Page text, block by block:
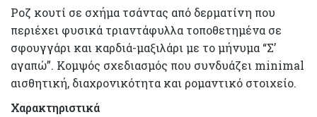
Ροζ κουτί σε σχήμα τσάντας από δερματίνη που
περιέχει φυσικά τριαντάφυλλα τοποθετημένα σε
σφουγγάρι και καρδιά-μαξιλάρι με το μήνυμα “Σ’
αγαπώ”. Κομψός σχεδιασμός που συνδυάζει minimal
αισθητική, διαχρονικότητα και ρομαντικό στοιχείο.
Χαρακτηριστικά